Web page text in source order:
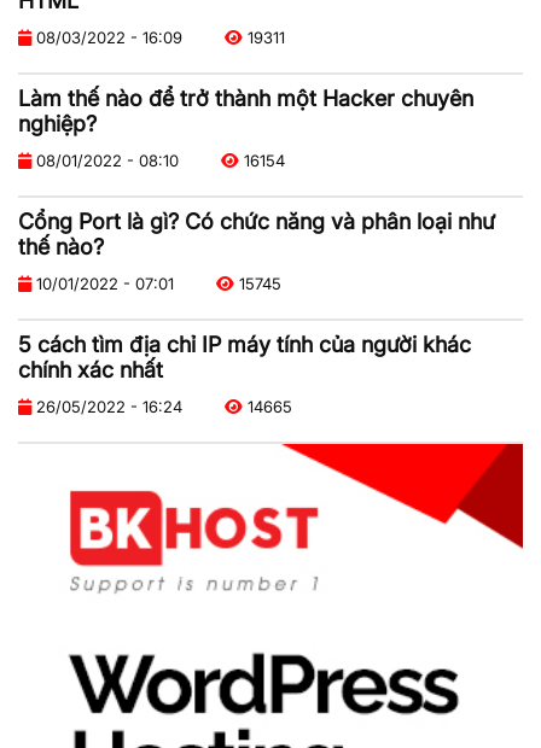
08/03/2022 - 16:09 19311
Làm thế nào để trở thành một Hacker chuyên
nghiệp?
08/01/2022 - 08:10 16154
Cổng Port là gì? Có chức năng và phân loại như
thế nào?
10/01/2022 - 07:01 15745
5 cách tìm địa chỉ IP máy tính của người khác
chính xác nhất
26/05/2022 - 16:24 14665